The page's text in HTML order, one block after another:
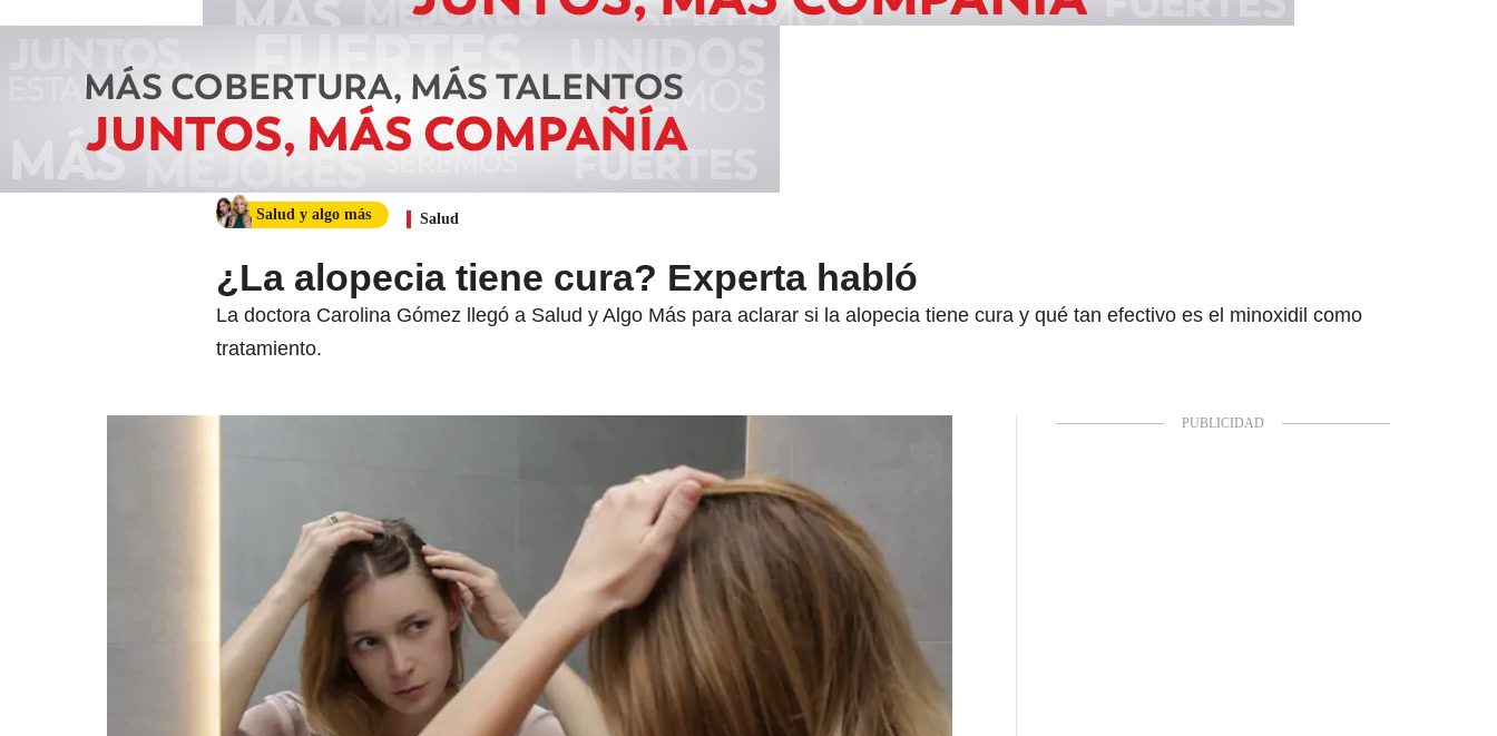
Salud y algo más Salud
¿La alopecia tiene cura? Experta habló
La doctora Carolina Gómez llegó a Salud y Algo Más para aclarar si la alopecia tiene cura y qué tan efectivo es el minoxidil como
tratamiento.